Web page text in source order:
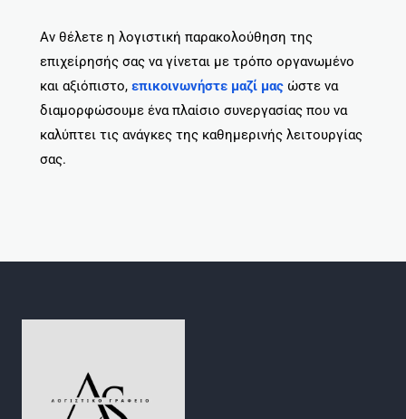
Αν θέλετε η λογιστική παρακολούθηση της
επιχείρησής σας να γίνεται με τρόπο οργανωμένο
και αξιόπιστο, επικοινωνήστε μαζί μας ώστε να
διαμορφώσουμε ένα πλαίσιο συνεργασίας που να
καλύπτει τις ανάγκες της καθημερινής λειτουργίας
σας.